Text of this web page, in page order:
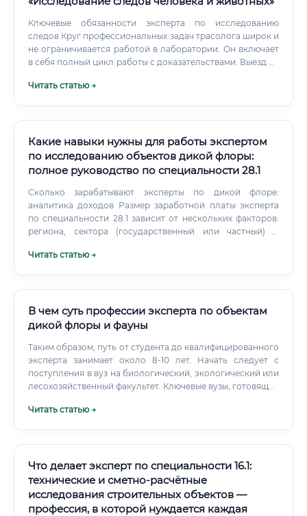
Ключевые обязанности эксперта по исследованию
следов Круг профессиональных задач трасолога широк и
не ограничивается работой в лаборатории. Он включает
в себя полный цикл работы с доказательствами. Выезд на
оперативной группы эксперт проводит осмотр, выявляет,
Читать статью →
Какие навыки нужны для работы экспертом
по исследованию объектов дикой флоры:
полное руководство по специальности 28.1
Сколько зарабатывают эксперты по дикой флоре:
аналитика доходов Размер заработной платы эксперта
по специальности 28.1 зависит от нескольких факторов:
региона, сектора (государственный или частный) и
специалист без опыта, пришедший в судебно-экспертное
Читать статью →
В чем суть профессии эксперта по объектам
дикой флоры и фауны
Таким образом, путь от студента до квалифицированного
эксперта занимает около 8-10 лет. Начать следует с
поступления в вуз на биологический, экологический или
лесохозяйственный факультет. Ключевые вузы, готовящие
Читать статью →
Что делает эксперт по специальности 16.1:
технические и сметно-расчётные
исследования строительных объектов —
профессия, в которой нуждается каждая